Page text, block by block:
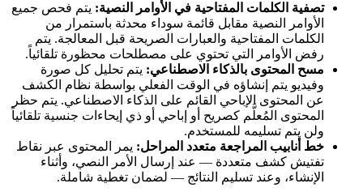
تصفية الكلمات المفتاحية في الأوامر النصية: يتم فحص جميع
الأوامر النصية مقابل قائمة سوداء محدثة باستمرار من
الكلمات المفتاحية والعبارات الصريحة قبل المعالجة. يتم
رفض الأوامر التي تحتوي على مصطلحات محظورة تلقائياً.
مسح المحتوى بالذكاء الاصطناعي: يتم تحليل كل صورة
وفيديو يتم إنشاؤه في الوقت الفعلي بواسطة نظام الكشف
عن المحتوى الإباحي القائم على الذكاء الاصطناعي. يتم حظر
المحتوى المُعلَّم كصريح أو إباحي أو ذي إيحاءات جنسية تلقائياً
ولن يتم تسليمه للمستخدم.
خط أنابيب المراجعة متعدد المراحل: يمر المحتوى عبر نقاط
تفتيش كشف متعددة — عند إرسال الأمر النصي، وأثناء
الإنشاء، وعند تسليم النتائج — لضمان تغطية شاملة.